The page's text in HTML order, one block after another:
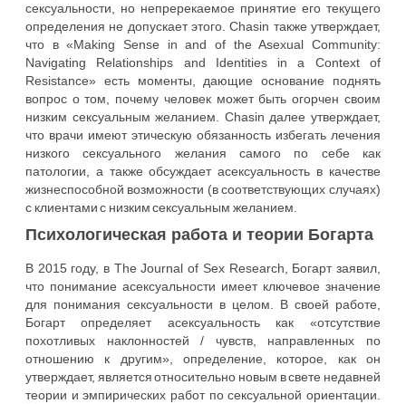
сексуальности, но непререкаемое принятие его текущего
определения не допускает этого. Chasin также утверждает,
что в «Making Sense in and of the Asexual Community:
Navigating Relationships and Identities in a Context of
Resistance» есть моменты, дающие основание поднять
вопрос о том, почему человек может быть огорчен своим
низким сексуальным желанием. Chasin далее утверждает,
что врачи имеют этическую обязанность избегать лечения
низкого сексуального желания самого по себе как
патологии, а также обсуждает асексуальность в качестве
жизнеспособной возможности (в соответствующих случаях)
с клиентами с низким сексуальным желанием.
Психологическая работа и теории Богарта
В 2015 году, в The Journal of Sex Research, Богарт заявил,
что понимание асексуальности имеет ключевое значение
для понимания сексуальности в целом. В своей работе,
Богарт определяет асексуальность как «отсутствие
похотливых наклонностей / чувств, направленных по
отношению к другим», определение, которое, как он
утверждает, является относительно новым в свете недавней
теории и эмпирических работ по сексуальной ориентации.